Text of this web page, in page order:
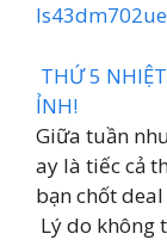
THỨ 5
ỈNH!
Giữa tuần
ay là tiếc cả
bạn chốt
Lý do không